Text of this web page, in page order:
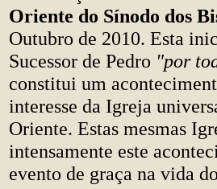
Oriente do Sínodo dos
Outubro de 2010. Esta
Sucessor de Pedro "por
constitui um
interesse da Igreja
Oriente. Estas mesmas
intensamente este
evento de graça na vida